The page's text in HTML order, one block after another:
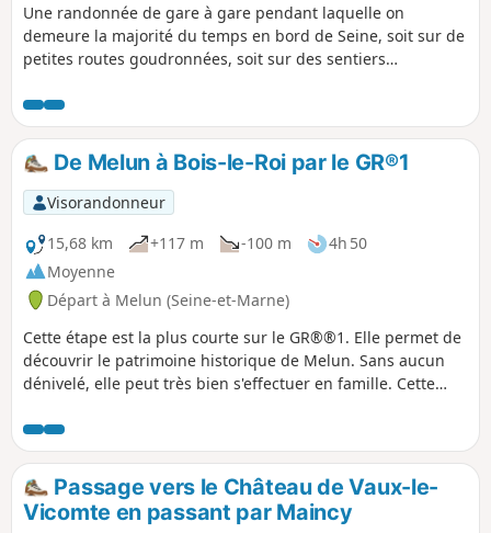
Une randonnée de gare à gare pendant laquelle on
demeure la majorité du temps en bord de Seine, soit sur de
petites routes goudronnées, soit sur des sentiers
Boissettes apportent une touche patrimoniale à cette
randonnée.
De Melun à Bois-le-Roi par le GR®1
Visorandonneur
15,68 km
+117 m -100 m
4h 50
Moyenne
Départ à Melun (Seine-et-Marne)
Cette étape est la plus courte sur le GR®®1. Elle permet de
découvrir le patrimoine historique de Melun. Sans aucun
dénivelé, elle peut très bien s'effectuer en famille. Cette
dont la traversée sera plus difficile. La randonnée peut se
découper en trois parties : une première et une troisième
partie urbaine avec la traversée de Melun, Vaux-le-Pénil,
Chartrettes et Bois-le-Roi, séparées par une courte portion
boisée.
Passage vers le Château de Vaux-le-
Vicomte en passant par Maincy